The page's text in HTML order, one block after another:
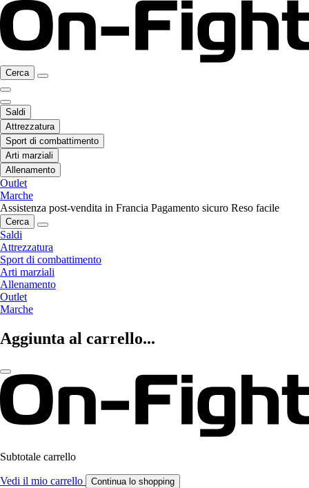
Cerca
Saldi
Attrezzatura
Sport di combattimento
Arti marziali
Allenamento
Outlet
Marche
Assistenza post-vendita in Francia Pagamento sicuro Reso facile
Cerca
Saldi
Attrezzatura
Sport di combattimento
Arti marziali
Allenamento
Outlet
Marche
Aggiunta al carrello...
Subtotale carrello
Vedi il mio carrello Continua lo shopping